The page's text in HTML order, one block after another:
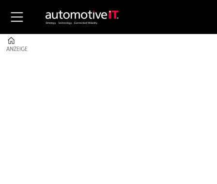
ANZEIGE
ANZEIGE